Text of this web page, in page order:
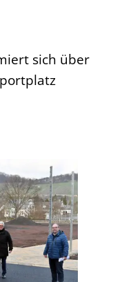
sich über